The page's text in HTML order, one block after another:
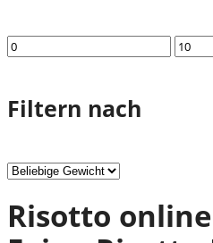
Min.
Preis
Max.
Preis
Filtern nach
Risotto